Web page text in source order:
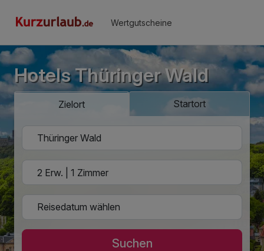
Wertgutscheine
Hotels Thüringer Wald
Zielort Startort
Suchen